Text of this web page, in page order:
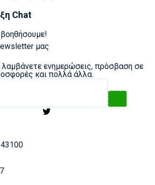
Chat
μας
λαμβάνετε ενημερώσεις, πρόσβαση σε
και πολλά άλλα.